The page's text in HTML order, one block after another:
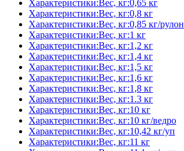
Характеристики:Вес, кг:0,65 кг
Характеристики:Вес, кг:0,8 кг
Характеристики:Вес, кг:0,85 кг/рулон
Характеристики:Вес, кг:1 кг
Характеристики:Вес, кг:1,2 кг
Характеристики:Вес, кг:1,4 кг
Характеристики:Вес, кг:1,5 кг
Характеристики:Вес, кг:1,6 кг
Характеристики:Вес, кг:1,8 кг
Характеристики:Вес, кг:1.3 кг
Характеристики:Вес, кг:10 кг
Характеристики:Вес, кг:10 кг/ведро
Характеристики:Вес, кг:10,42 кг/уп
Характеристики:Вес, кг:11 кг